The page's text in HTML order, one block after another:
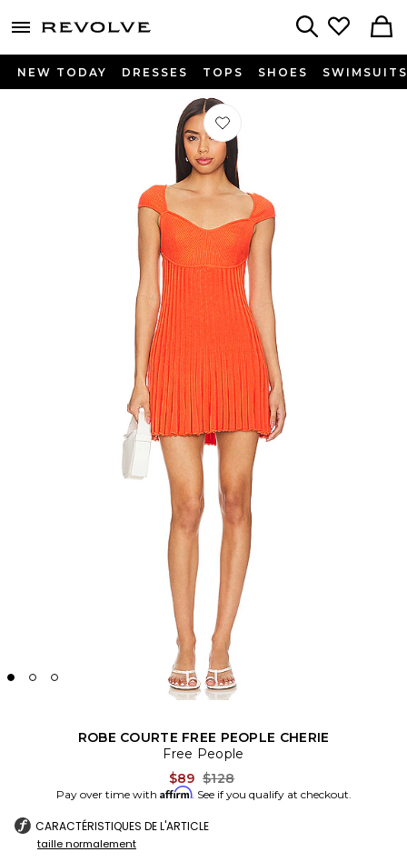
menu - shows more content
NEW TODAY DRESSES TOPS SHOES SWIMSUITS
Préféré ROBE COURTE FREE
ROBE COURTE FREE PEOPLE CHERIE
Free People
$89 Previous price:
$128
Pay over time with Affirm. See if you qualify at checkout.
CARACTÉRISTIQUES DE L'ARTICLE
taille normalement